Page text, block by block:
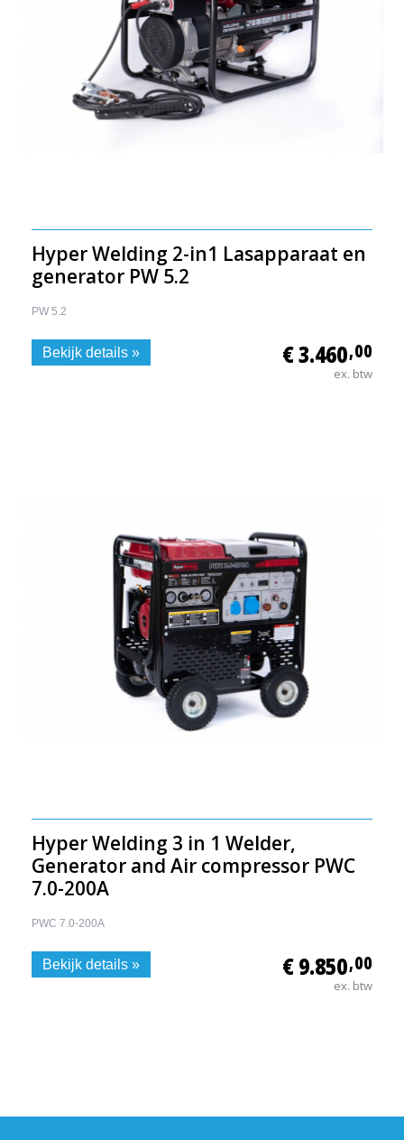
Hyper Welding 2-in1 Lasapparaat en
generator PW 5.2
PW 5.2
€ 3.460,00
ex. btw
Bekijk details »
Hyper Welding 3 in 1 Welder,
Generator and Air compressor PWC
7.0-200A
PWC 7.0-200A
€ 9.850,00
ex. btw
Bekijk details »